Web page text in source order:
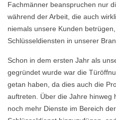
Fachmänner beanspruchen nur
während der Arbeit, die auch
niemals unsere Kunden
Schlüsseldiensten in unserer
Schon in dem ersten Jahr als
gegründet wurde war die
getan haben, da dies auch die
auftreten. Über die Jahre hinweg
noch mehr Dienste im Bereich